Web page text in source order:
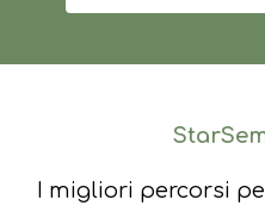
I migliori percorsi